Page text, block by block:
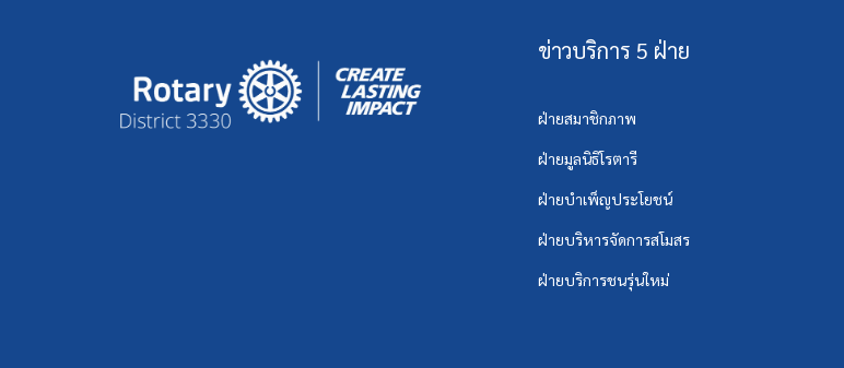
ข่าวบริการ 5 ฝ่าย
ฝ่ายสมาชิกภาพ
ฝ่ายมูลนิธิโรตารี
ฝ่ายบำเพ็ญประโยชน์
ฝ่ายบริหารจัดการสโมสร
ฝ่ายบริการชนรุ่นใหม่